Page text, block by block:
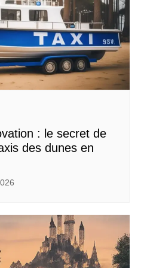
: le secret de
des dunes en